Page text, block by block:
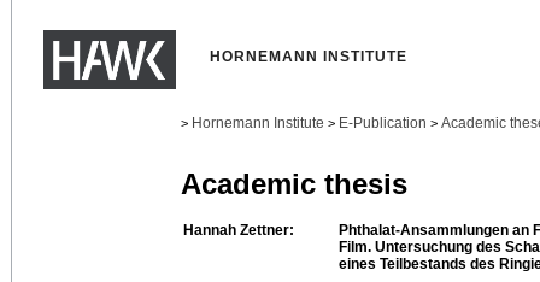
HORNEMANN INSTITUTE
> Hornemann Institute > E-Publication > Academic
Academic thesis
Hannah Zettner:
Phthalat-Ansammlungen an
Film. Untersuchung des
eines Teilbestands des